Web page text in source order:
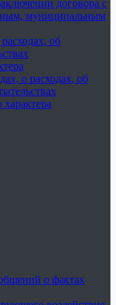
договора с
муниципальным
об
о расходах, об
о фактах